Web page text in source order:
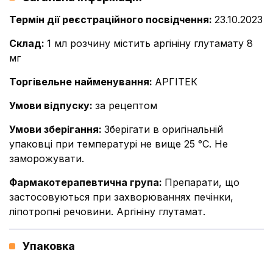
Термін дії реєстраційного посвідчення: 23.10.2023
Склад: 1 мл розчину містить аргініну глутамату 8
мг
Торгівельне найменування: АРГІТЕК
Умови відпуску: за рецептом
Умови зберігання: Зберігати в оригінальній
упаковці при температурі не вище 25 °С. Не
заморожувати.
Фармакотерапевтична група: Препарати, що
застосовуються при захворюваннях печінки,
ліпотропні речовини. Аргініну глутамат.
Упаковка